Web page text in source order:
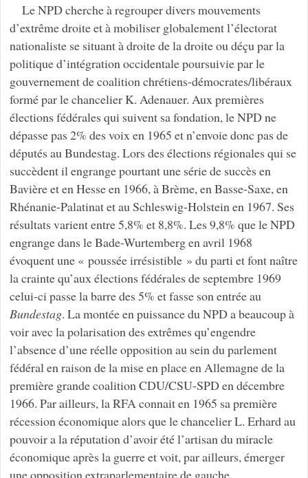
Le NPD cherche à regrouper divers mouvements
d’extrême droite et à mobiliser globalement l’électorat
nationaliste se situant à droite de la droite ou déçu par la
politique d’intégration occidentale poursuivie par le
gouvernement de coalition chrétiens-démocrates/libéraux
formé par le chancelier K. Adenauer. Aux premières
élections fédérales qui suivent sa fondation, le NPD ne
dépasse pas 2% des voix en 1965 et n’envoie donc pas de
députés au Bundestag. Lors des élections régionales qui se
succèdent il engrange pourtant une série de succès en
Bavière et en Hesse en 1966, à Brème, en Basse-Saxe, en
Rhénanie-Palatinat et au Schleswig-Holstein en 1967. Ses
résultats varient entre 5,8% et 8,8%. Les 9,8% que le NPD
engrange dans le Bade-Wurtemberg en avril 1968
évoquent une « poussée irrésistible » du parti et font naître
la crainte qu’aux élections fédérales de septembre 1969
celui-ci passe la barre des 5% et fasse son entrée au
Bundestag. La montée en puissance du NPD a beaucoup à
voir avec la polarisation des extrêmes qu’engendre
l’absence d’une réelle opposition au sein du parlement
fédéral en raison de la mise en place en Allemagne de la
première grande coalition CDU/CSU-SPD en décembre
1966. Par ailleurs, la RFA connait en 1965 sa première
récession économique alors que le chancelier L. Erhard au
pouvoir a la réputation d’avoir été l’artisan du miracle
économique après la guerre et voit, par ailleurs, émerger
une opposition extraparlementaire de gauche